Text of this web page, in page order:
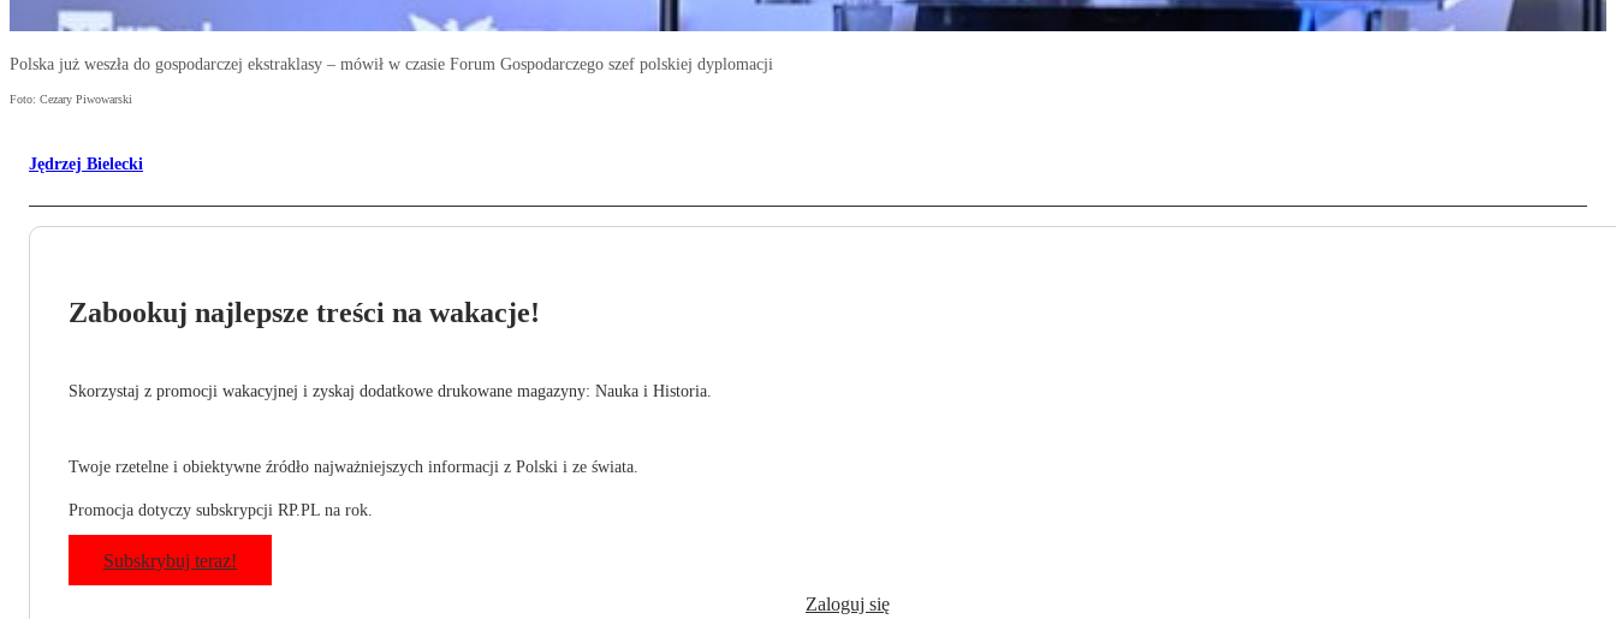
Polska już weszła do gospodarczej ekstraklasy – mówił w czasie Forum Gospodarczego szef polskiej dyplomacji
Foto: Cezary Piwowarski
Jędrzej Bielecki
Zabookuj najlepsze treści na wakacje!
Skorzystaj z promocji wakacyjnej i zyskaj dodatkowe drukowane magazyny: Nauka i Historia.
Twoje rzetelne i obiektywne źródło najważniejszych informacji z Polski i ze świata.
Promocja dotyczy subskrypcji RP.PL na rok.
Subskrybuj teraz!
Zaloguj się